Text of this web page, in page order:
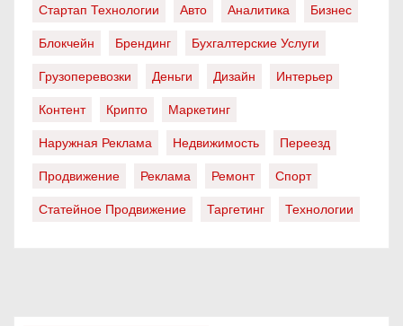
Стартап Технологии
Авто Аналитика
Бизнес
Блокчейн
Брендинг
Бухгалтерские Услуги
Грузоперевозки
Деньги Дизайн
Интерьер
Контент
Крипто
Маркетинг
Наружная Реклама
Недвижимость
Переезд
Продвижение
Реклама Ремонт
Спорт
Статейное Продвижение
Таргетинг Технологии